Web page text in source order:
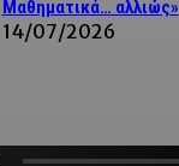
Μαθηματικά… αλλιώς»
14/07/2026